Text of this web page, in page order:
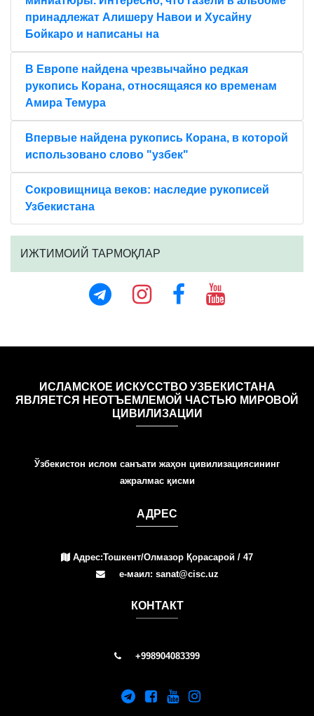
принадлежат Алишеру Навои и Хусайну
Бойкаро и написаны на
В Европе найдена чрезвычайно редкая
рукопись Корана, относящаяся ко временам
Амира Темура
Впервые найдена рукопись Корана, в которой
использовано слово "узбек"
Сокровищница веков: наследие рукописей
Узбекистана
ИЖТИМОИЙ ТАРМОҚЛАР
ИСЛАМСКОЕ ИСКУССТВО УЗБЕКИСТАНА
ЯВЛЯЕТСЯ НЕОТЪЕМЛЕМОЙ ЧАСТЬЮ МИРОВОЙ
ЦИВИЛИЗАЦИИ
Ўзбекистон ислом санъати жаҳон цивилизациясининг
ажралмас қисми
АДРЕС
Адрес:Тошкент/Олмазор Қорасарой / 47
е-маил: sanat@cisc.uz
КОНТАКТ
+998904083399